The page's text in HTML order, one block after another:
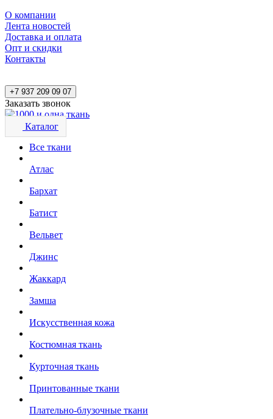
О компании
Лента новостей
Доставка и оплата
Опт и скидки
Контакты
+7 937 209 09 07
Заказать звонок
Каталог
Все ткани
Атлас
Бархат
Батист
Вельвет
Джинс
Жаккард
Замша
Искусственная кожа
Костюмная ткань
Курточная ткань
Принтованные ткани
Плательно-блузочные ткани